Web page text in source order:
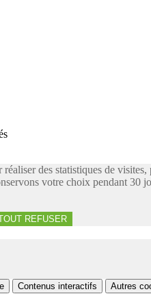
des statistiques de
votre choix pendant 30
REFUSER
Contenus interactifs Autres